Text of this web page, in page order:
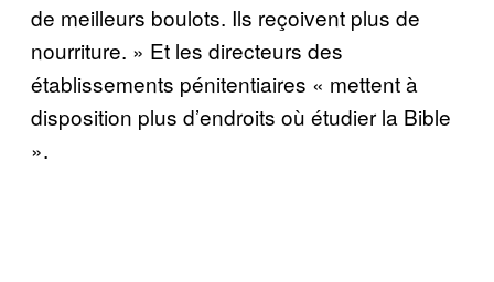
de meilleurs boulots. Ils reçoivent plus de
nourriture. » Et les directeurs des
établissements pénitentiaires « mettent à
disposition plus d’endroits où étudier la Bible
».